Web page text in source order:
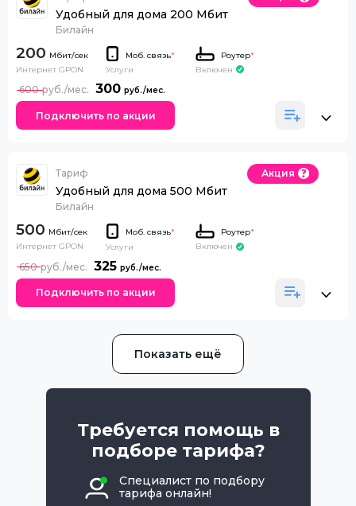
Удобный для дома 200 Мбит
Билайн
200
Интернет GPON
Моб. связь*
Услуги
Роутер*
Включен
300
600
Подключить по акции
Тариф
Удобный для дома 500 Мбит
Билайн
Акция
500
Интернет GPON
Моб. связь*
Услуги
Роутер*
Включен
325
650
Подключить по акции
Показать ещё
Требуется помощь в
подборе тарифа?
Специалист по подбору
тарифа онлайн!